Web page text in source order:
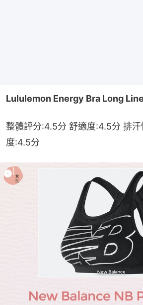
Lululemon Energy Bra Long Line
整體評分:4.5分 舒適度:4.5分 排
度:4.5分